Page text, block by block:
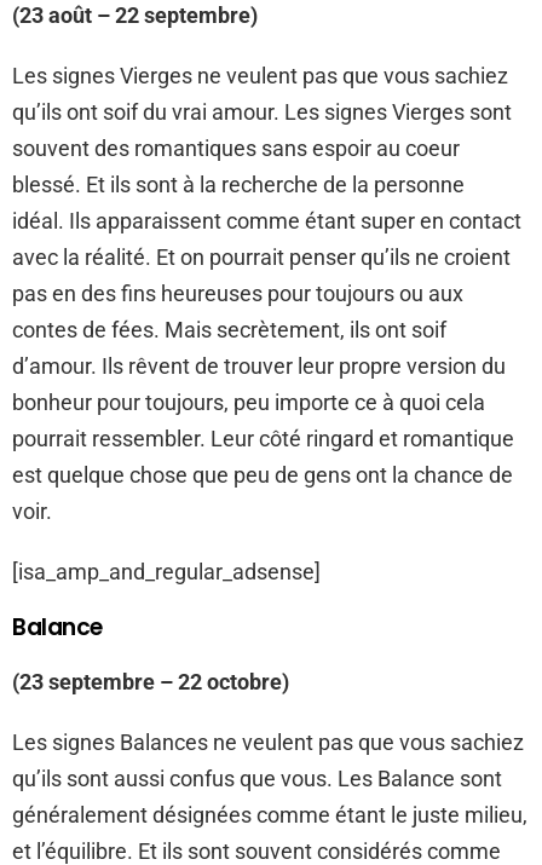
(23 août – 22 septembre)
Les signes Vierges ne veulent pas que vous sachiez
qu’ils ont soif du vrai amour. Les signes Vierges sont
souvent des romantiques sans espoir au coeur
blessé. Et ils sont à la recherche de la personne
idéal. Ils apparaissent comme étant super en contact
avec la réalité. Et on pourrait penser qu’ils ne croient
pas en des fins heureuses pour toujours ou aux
contes de fées. Mais secrètement, ils ont soif
d’amour. Ils rêvent de trouver leur propre version du
bonheur pour toujours, peu importe ce à quoi cela
pourrait ressembler. Leur côté ringard et romantique
est quelque chose que peu de gens ont la chance de
voir.
[isa_amp_and_regular_adsense]
Balance
(23 septembre – 22 octobre)
Les signes Balances ne veulent pas que vous sachiez
qu’ils sont aussi confus que vous. Les Balance sont
généralement désignées comme étant le juste milieu,
et l’équilibre. Et ils sont souvent considérés comme